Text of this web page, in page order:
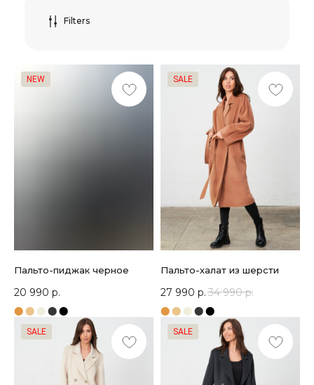
Filters
NEW
Пальто-пиджак черное
20 990 р.
⬤ ⬤ ⬤ ⬤ ⬤
SALE
Пальто-халат из шерсти
27 990 р. 34 990 р.
⬤ ⬤ ⬤ ⬤ ⬤
SALE SALE